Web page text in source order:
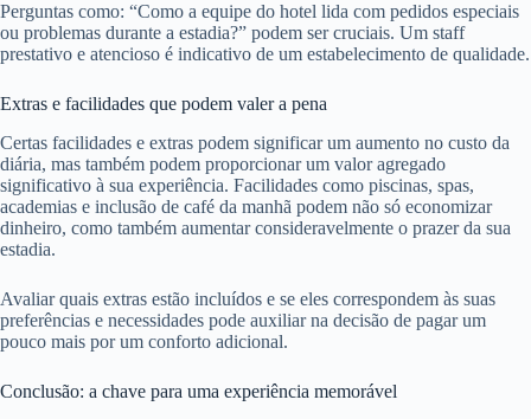
Perguntas como: “Como a equipe do hotel lida com pedidos especiais
ou problemas durante a estadia?” podem ser cruciais. Um staff
prestativo e atencioso é indicativo de um estabelecimento de qualidade.
Extras e facilidades que podem valer a pena
Certas facilidades e extras podem significar um aumento no custo da
diária, mas também podem proporcionar um valor agregado
significativo à sua experiência. Facilidades como piscinas, spas,
academias e inclusão de café da manhã podem não só economizar
dinheiro, como também aumentar consideravelmente o prazer da sua
estadia.
Avaliar quais extras estão incluídos e se eles correspondem às suas
preferências e necessidades pode auxiliar na decisão de pagar um
pouco mais por um conforto adicional.
Conclusão: a chave para uma experiência memorável